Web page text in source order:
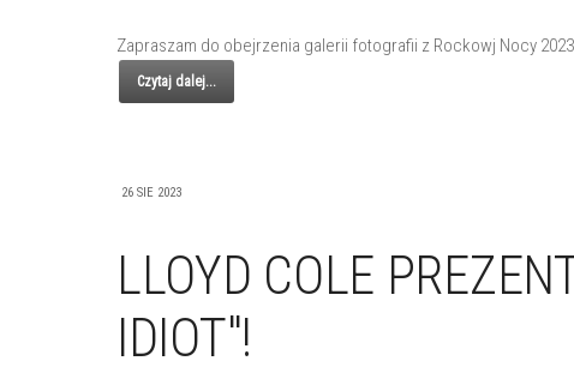
Zapraszam do obejrzenia galerii fotografii z Rockowj Nocy
Czytaj dalej...
26 SIE 2023
LLOYD COLE
IDIOT"!